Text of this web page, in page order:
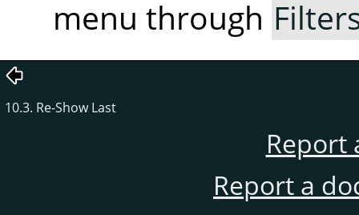
menu through
10.3. Re-Show Last
Report
Report a